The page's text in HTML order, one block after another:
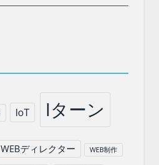
IoT Iターン
WEBディレクター WEB制作